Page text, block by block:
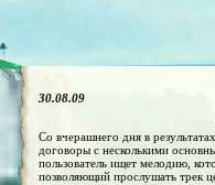
30.08.09
Со вчерашнего дня в
договоры с несколькими
пользователь ищет мелодию,
позволяющий прослушать трек